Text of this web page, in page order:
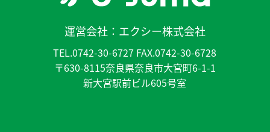
運営会社： エクシー株式会社
TEL.0742-30-6727 FAX.0742-30-6728
〒630-8115奈良県奈良市大宮町6-1-1
新大宮駅前ビル605号室